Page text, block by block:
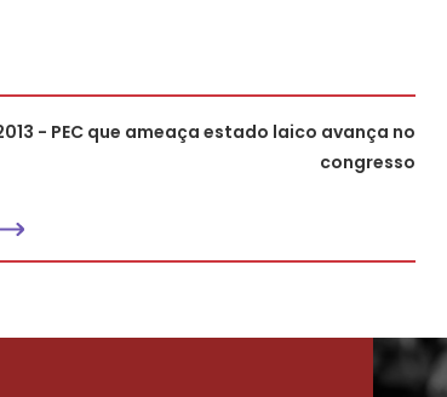
- PEC que ameaça estado laico avança no
congresso